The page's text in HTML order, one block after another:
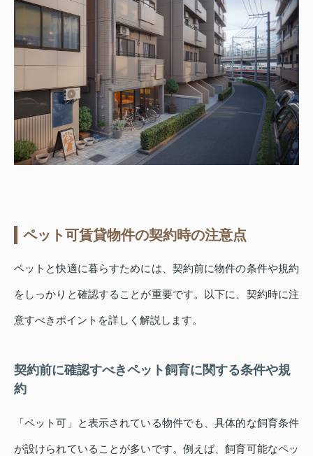
ペット可賃貸物件の契約時の注意点
ペットと快適に暮らすためには、契約前に物件の条件や規約
をしっかりと確認することが重要です。以下に、契約時に注
意すべきポイントを詳しく解説します。
契約前に確認すべきペット飼育に関する条件や規
約
「ペット可」と表示されている物件でも、具体的な飼育条件
が設けられていることが多いです。例えば、飼育可能なペッ